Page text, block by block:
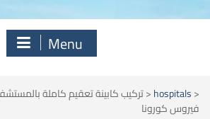
Menu
<
hospitals
<تركيب كابينة تعقيم كاملة
فيروس كورونا